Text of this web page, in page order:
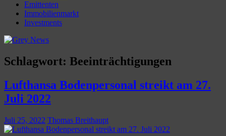
Emittenten
Immobilienmarkt
Investments
Schlagwort: Beeinträchtigungen
Lufthansa Bodenpersonal streikt am 27.
Juli 2022
Juli 25, 2022 Thomas Breithaupt